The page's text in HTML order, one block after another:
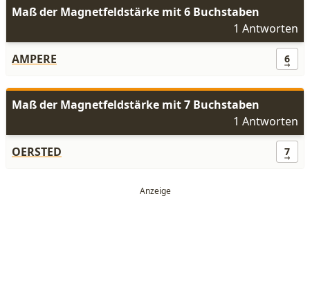
Maß der Magnetfeldstärke mit 6 Buchstaben
1 Antworten
AMPERE
6
Maß der Magnetfeldstärke mit 7 Buchstaben
1 Antworten
OERSTED
7